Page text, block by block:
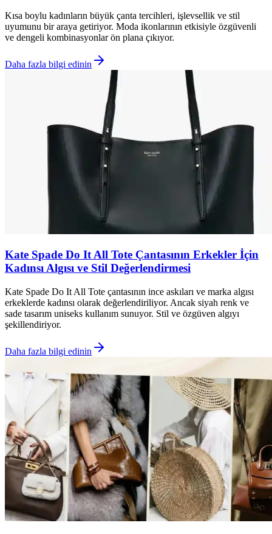
Kısa boylu kadınların büyük çanta tercihleri, işlevsellik ve stil
uyumunu bir araya getiriyor. Moda ikonlarının etkisiyle özgüvenli
ve dengeli kombinasyonlar ön plana çıkıyor.
Daha fazla bilgi edinin
Kate Spade Do It All Tote Çantasının Erkekler İçin
Kadınsı Algısı ve Stil Değerlendirmesi
Kate Spade Do It All Tote çantasının ince askıları ve marka algısı
erkeklerde kadınsı olarak değerlendiriliyor. Ancak siyah renk ve
sade tasarım uniseks kullanım sunuyor. Stil ve özgüven algıyı
şekillendiriyor.
Daha fazla bilgi edinin